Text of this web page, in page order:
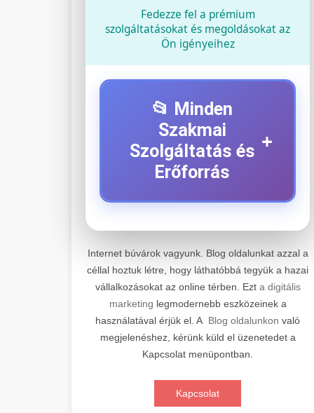
Fedezze fel a prémium
szolgáltatásokat és megoldásokat az
Ön igényeihez
📂 Minden
Szakmai
Szolgáltatás és
Erőforrás
+
+
Professzionális elektromos roller
javítási és karbantartási szolgáltatások.
Szakértő technikusaink minőségi
szervízt nyújtanak minden jelentős
márkához és modellhez.
Szervizközpont Látogatása
📊 2. Online Marketing
Ügynökség
+
Átfogó online marketing
szolgáltatások, beleértve a SEO-t,
közösségi média kezelést és digitális
hirdetéseket. Növekedés elérése
Elektromos Roller
Internet búvárok vagyunk. Blog oldalunkat azzal a
céllal hoztuk létre, hogy láthatóbbá tegyük a hazai
vállalkozásokat az online térben. Ezt a digitális
marketing legmodernebb eszközeinek a
használatával érjük el. A Blog oldalunkon való
megjelenéshez, kérünk küld el üzenetedet a
Kapcsolat menüpontban.
Kapcsolat